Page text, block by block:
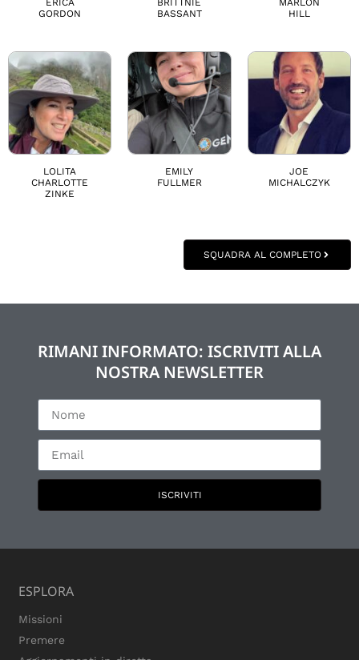
GORDON
BASSANT
HILL
LOLITA
CHARLOTTE
ZINKE
EMILY
FULLMER
JOE
MICHALCZYK
SQUADRA AL COMPLETO
RIMANI INFORMATO: ISCRIVITI ALLA
NOSTRA NEWSLETTER
ISCRIVITI
ESPLORA
Missioni
Premere